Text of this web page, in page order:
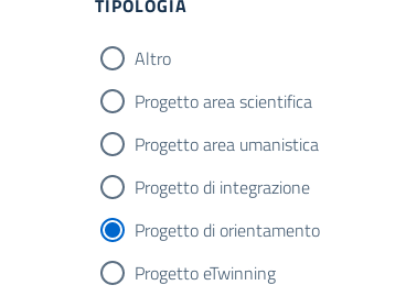
TIPOLOGIA
Altro
Progetto area scientifica
Progetto area umanistica
Progetto di integrazione
Progetto di orientamento
Progetto eTwinning